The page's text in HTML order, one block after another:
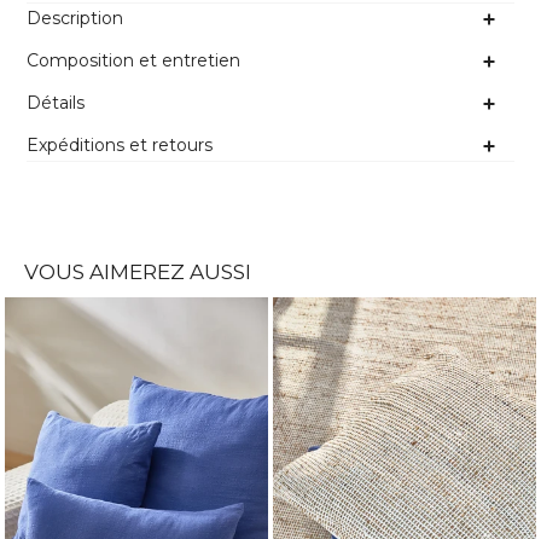
Description
Composition et entretien
Détails
Expéditions et retours
VOUS AIMEREZ AUSSI